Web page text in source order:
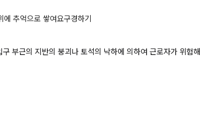
을 할 때 터널 등의 출입구 부
에 추억으로 쌓여요구경하기
부근의 지반의 붕괴나 토석의 낙하에 의하여 근로자가 위